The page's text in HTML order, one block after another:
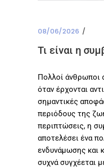
08/06/2026
Τι είναι η
Πολλοί άνθρωποι
όταν έρχονται
σημαντικές
περιόδους της
περιπτώσεις, η
αποτελέσει ένα
ενδυνάμωσης και
συχνά συγχέεται